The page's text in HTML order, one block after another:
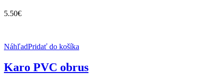
5.50€
NáhľadPridať do košíka
Karo PVC obrus